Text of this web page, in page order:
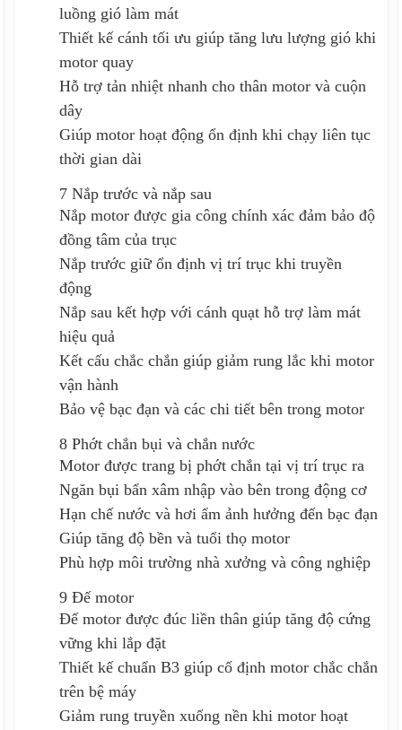
luồng gió làm mát
Thiết kế cánh tối ưu giúp tăng lưu lượng gió khi
motor quay
Hỗ trợ tản nhiệt nhanh cho thân motor và cuộn
dây
Giúp motor hoạt động ổn định khi chạy liên tục
thời gian dài
7 Nắp trước và nắp sau
Nắp motor được gia công chính xác đảm bảo độ
đồng tâm của trục
Nắp trước giữ ổn định vị trí trục khi truyền
động
Nắp sau kết hợp với cánh quạt hỗ trợ làm mát
hiệu quả
Kết cấu chắc chắn giúp giảm rung lắc khi motor
vận hành
Bảo vệ bạc đạn và các chi tiết bên trong motor
8 Phớt chắn bụi và chắn nước
Motor được trang bị phớt chắn tại vị trí trục ra
Ngăn bụi bẩn xâm nhập vào bên trong động cơ
Hạn chế nước và hơi ẩm ảnh hưởng đến bạc đạn
Giúp tăng độ bền và tuổi thọ motor
Phù hợp môi trường nhà xưởng và công nghiệp
9 Đế motor
Đế motor được đúc liền thân giúp tăng độ cứng
vững khi lắp đặt
Thiết kế chuẩn B3 giúp cố định motor chắc chắn
trên bệ máy
Giảm rung truyền xuống nền khi motor hoạt